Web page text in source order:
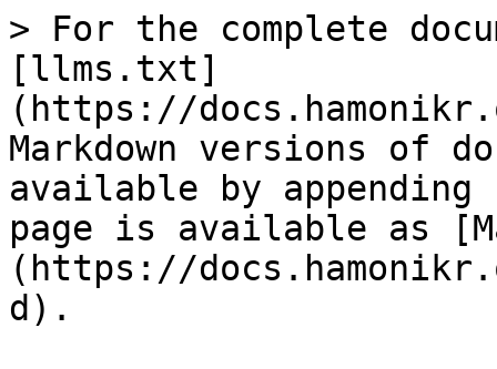
> For the complete
[llms.txt]
(https://
Markdown versions of
available by
page is available as
(https://
d).